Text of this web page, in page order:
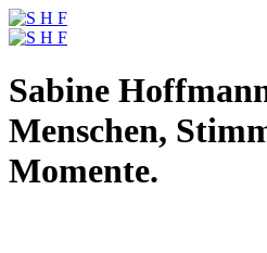
Sabine
Menschen,
Momente.